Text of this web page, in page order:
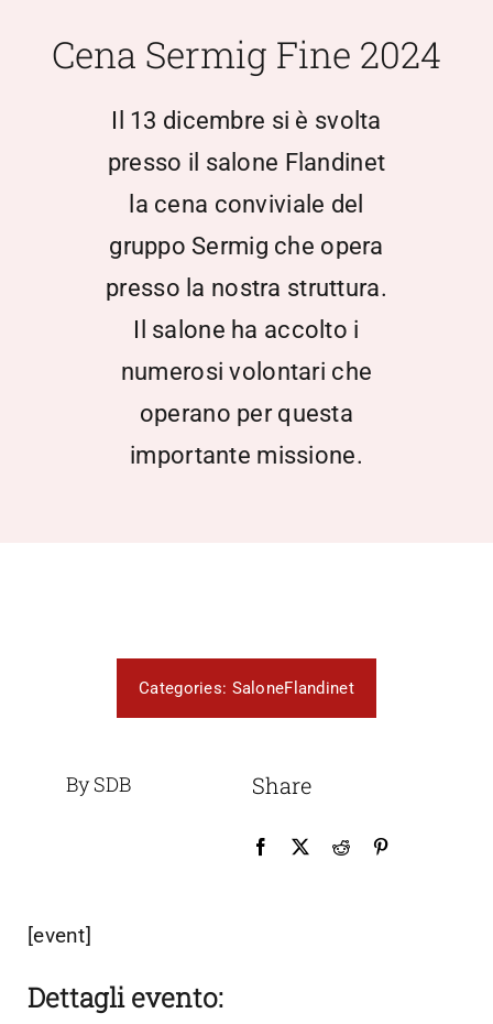
Documentazione
Cena Sermig Fine 2024
Il 13 dicembre si è svolta
presso il salone Flandinet
la cena conviviale del
gruppo Sermig che opera
presso la nostra struttura.
Il salone ha accolto i
numerosi volontari che
operano per questa
importante missione.
Categories: SaloneFlandinet
By SDB Share
[event]
Dettagli evento: